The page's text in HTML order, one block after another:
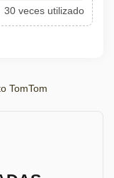
30 veces utilizado
TomTom